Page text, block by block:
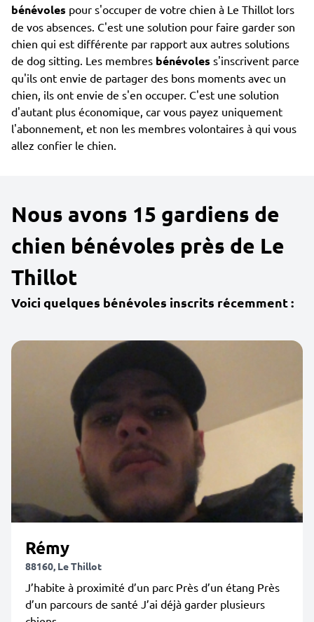
bénévoles pour s'occuper de votre chien à Le Thillot lors
de vos absences. C'est une solution pour faire garder son
chien qui est différente par rapport aux autres solutions
de dog sitting. Les membres bénévoles s'inscrivent parce
qu'ils ont envie de partager des bons moments avec un
chien, ils ont envie de s'en occuper. C'est une solution
d'autant plus économique, car vous payez uniquement
l'abonnement, et non les membres volontaires à qui vous
allez confier le chien.
Nous avons 15 gardiens de
chien bénévoles près de Le
Thillot
Voici quelques bénévoles inscrits récemment :
Rémy
88160, Le Thillot
J’habite à proximité d’un parc Près d’un étang Près
d’un parcours de santé J’ai déjà garder plusieurs